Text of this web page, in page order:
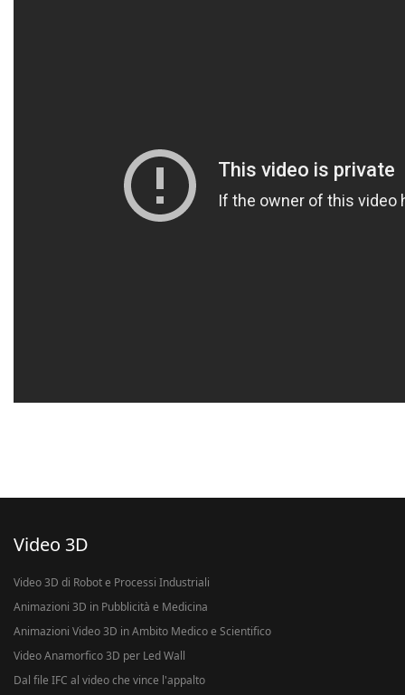
Video 3D
Video 3D di Robot e Processi Industriali
Animazioni 3D in Pubblicità e Medicina
Animazioni Video 3D in Ambito Medico e Scientifico
Video Anamorfico 3D per Led Wall
Dal file IFC al video che vince l'appalto